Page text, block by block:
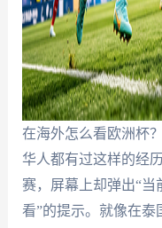
在海外怎么看欧洲杯
华人都有过这样的经
赛，屏幕上却弹出“当
看”的提示。就像在泰